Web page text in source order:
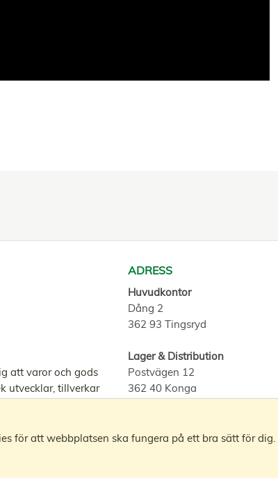
för att webbplatsen ska fungera på ett bra sätt för
att varor och gods
utvecklar, tillverkar
ADRESS
Huvudkontor
Dång 2
362 93 Tingsryd
Lager & Distribution
Postvägen 12
362 40 Konga